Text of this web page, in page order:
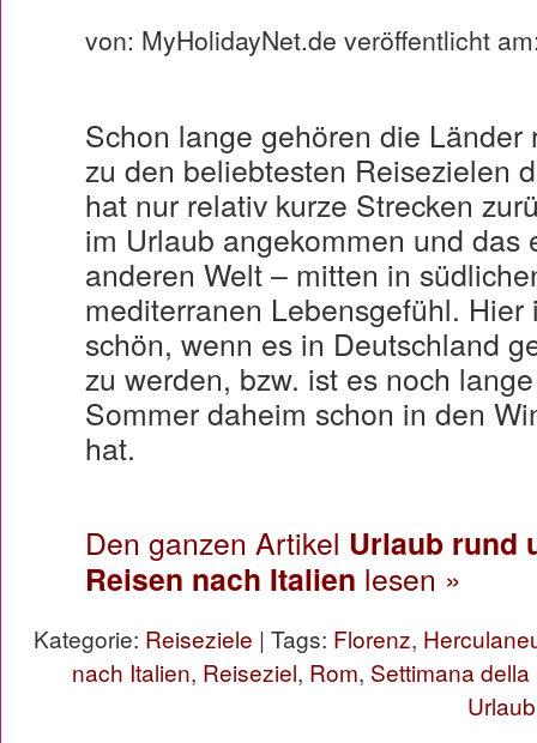
von: MyHolidayNet.de veröffentlicht
Schon lange gehören die
zu den beliebtesten Reisezielen
hat nur relativ kurze Strecken
im Urlaub angekommen und das
anderen Welt – mitten in
mediterranen Lebensgefühl. Hier
schön, wenn es in Deutschland
zu werden, bzw. ist es noch
Sommer daheim schon in den
hat.
Den ganzen Artikel Urlaub rund
Reisen nach Italien lesen »
Kategorie: Reiseziele | Tags: Florenz,
nach Italien, Reiseziel, Rom, Settimana